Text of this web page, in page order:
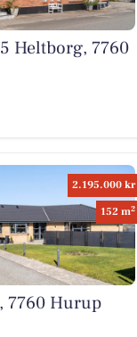
Heltborg, 7760
2.195.000 kr
152 m2
7760 Hurup